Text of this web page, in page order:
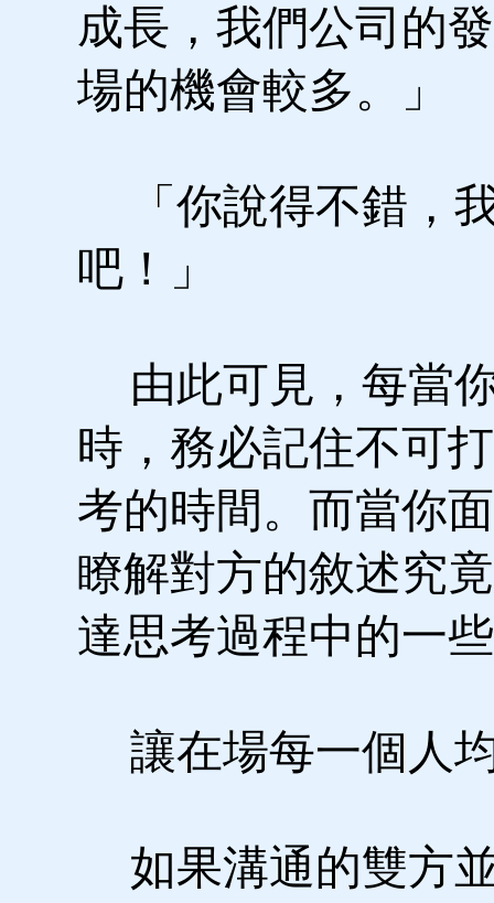
成長，我們公司的
場的機會較多。」
「你說得不錯，
吧！」
由此可見，每當
時，務必記住不可
考的時間。而當你
瞭解對方的敘述究
達思考過程中的一
讓在場每一個人
如果溝通的雙方